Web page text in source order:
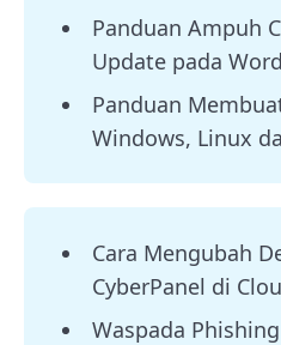
Panduan Ampuh
Update pada
Panduan
Windows, Linux
Cara Mengubah
CyberPanel di
Waspada